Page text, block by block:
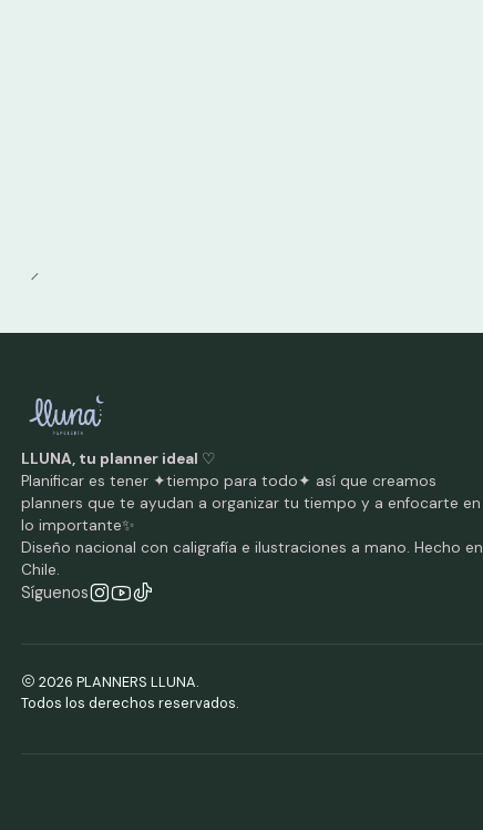
LLUNA, tu planner ideal ♡
Planificar es tener ✦tiempo para todo✦ así que creamos
planners que te ayudan a organizar tu tiempo y a enfocarte en
lo importante✨
Diseño nacional con caligrafía e ilustraciones a mano. Hecho en
Chile.
Síguenos
2026 PLANNERS LLUNA.
Todos los derechos reservados.